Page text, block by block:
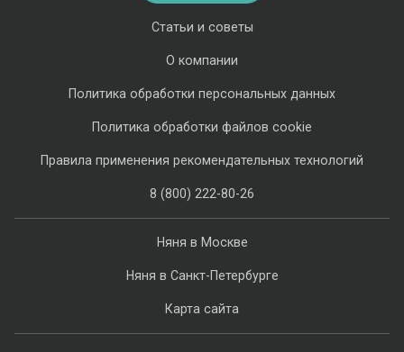
Няня в Москве
Няня в Санкт-Петербурге
Карта сайта
Статьи и советы
О компании
Политика обработки персональных данных
Политика обработки файлов cookie
Правила применения рекомендательных технологий
8 (800) 222-80-26